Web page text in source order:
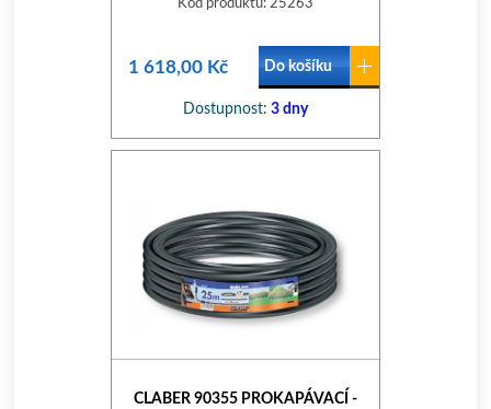
Kod produktu: 25263
1 618,00 Kč Do košíku
Dostupnost: 3 dny
CLABER 90355 PROKAPÁVACÍ -